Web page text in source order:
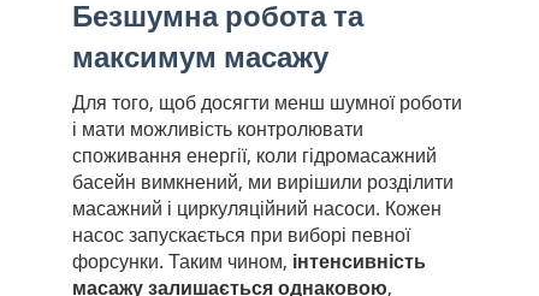
Безшумна робота та
максимум масажу
Для того, щоб досягти менш шумної роботи
і мати можливість контролювати
споживання енергії, коли гідромасажний
басейн вимкнений, ми вирішили розділити
масажний і циркуляційний насоси. Кожен
насос запускається при виборі певної
форсунки. Таким чином, інтенсивність
масажу залишається однаковою,